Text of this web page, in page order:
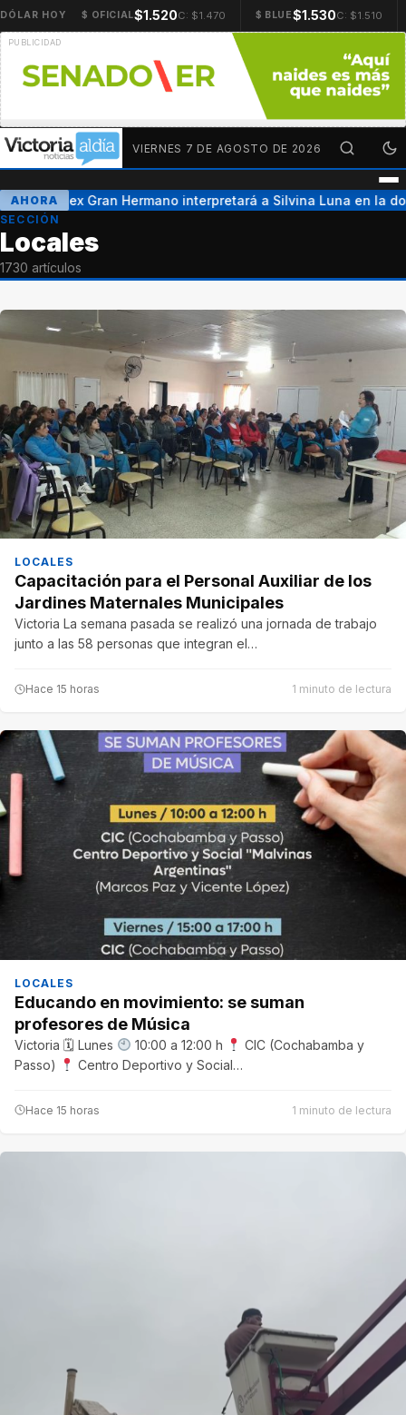
DÓLAR HOY $ OFICIAL$1.520C: $1.470 $ BLUE$1.530C: $1.510
VIERNES 7 DE AGOSTO DE 2026
AHORAUna ex Gran Hermano interpretará a Silvina Luna en la
SECCIÓN
Locales
1730 artículos
LOCALES
Capacitación para el Personal Auxiliar de los
Jardines Maternales Municipales
Victoria La semana pasada se realizó una jornada de trabajo
junto a las 58 personas que integran el…
Hace 15 horas 1 minuto de lectura
LOCALES
Educando en movimiento: se suman
profesores de Música
Victoria 🗓 Lunes 10:00 a 12:00 h
CIC (Cochabamba y
Passo)
Centro Deportivo y Social…
Hace 15 horas 1 minuto de lectura